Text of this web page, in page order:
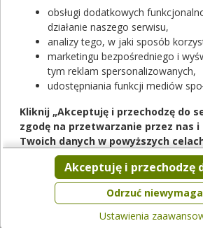
Ozempic
roztwór do wstrzykiwań|1 mg/daw.| 1
lek na receptę|refundowany|65+
Rezerwuj
od 0,00 zł do
Wybierz odpłatność
obsługi dodatkowych
działanie naszego serwisu,
analizy tego, w jaki sposób
marketingu bezpośredniego i
tym reklam spersonalizowanych,
udostępniania funkcji mediów
Kliknij „Akceptuję i przechodzę do
zgodę na przetwarzanie przez nas
Twoich danych w powyższych
Pamiętaj, że wyrażenie zgody jest
zgodę możesz w każdej chwili cofnąć,
zgodę na przetwarzanie Twoich danych
celach. Jeżeli chcesz dowiedzieć się
przeprowadzić konfigurację
Odrzuć
Akceptuję i przechodzę
Ustawienia